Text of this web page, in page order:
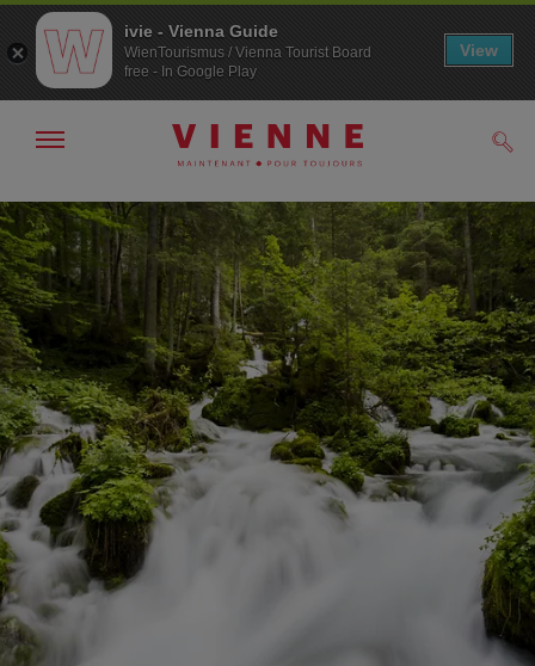
Navigation
Contenu
Afficher
la
navigation
ivie - Vienna Guide
WienTourismus / Vienna Tourist Board
free - In Google Play
View